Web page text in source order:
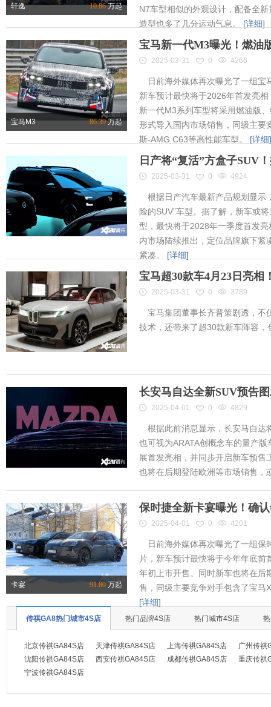
轩逸 10.86万起
N7车型相似的外观设计，配备全
造型也多了几分运动气息。 [详细]
宝马M3 86.39万起
宝马新一代M3曝光！燃油
2025-03-31 0 4266
日前海外媒体再次曝光了一组宝
新车预计最快将于2026年首发亮
新一代M3系列车型将采用燃油版
形式导入国内市场销售，同级主要
斯-AMG C63等高性能车型。 [详细]
日产将“复活”方盒子SUV
2025-03-31 0 4924
根据日产汽车最新产品规划显示
险的SUV”车型。据了解，新车或
型，最快将于2028年一季度首发
内市场陆续推出，定位品牌旗下紧
紧凑。 [详细]
宝马超30款车4月23日亮
2025-03-31 0 3789
宝马集团董事长齐普策剧透，不
技术，还带来了超30款新车阵容
长安马自达全新SUV预告
2025-04-01 0 4829
根据此前消息显示，长安马自达
也可视为ARATA创概念车的量产
展首发亮相，并同步开启新车预售
也将在后期登陆欧洲等市场销售，
卡宴 91.80万起
保时捷全新卡宴曝光！确
2025-04-01 0 4201
日前海外媒体再次曝光了一组保
片，新车预计最快将于今年年底
年初上市开售。同时新车也将在后
售，同级主要竞争对手包含了宝马
[详细]
传祺GA8热门城市4S店 热门品牌4S店 热门城市4S店
北京传祺GA84S店 天津传祺GA84S店 上海传祺GA84S店
广州传祺
沈阳传祺GA84S店
西安传祺GA84S店 成都传祺GA84S店
重庆传祺
宁波传祺GA84S店